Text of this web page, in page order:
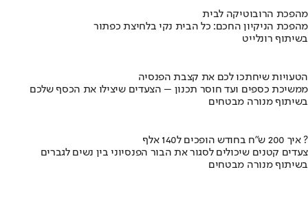
מהפכת הרובוטיקה לבית
מהפכת הניקיון החכם: כל הבית נקי בלחיצת כפתור
בשיתוף רונלייט
הטעויות שיחתכו לכם את קצבת הפנסיה
ממשיכת כספים ועד חוסר תכנון – הצעדים שיצילו את הכסף שלכם
בשיתוף מנורה מבטחים
איך 200 ש"ח בחודש הופכים ל140 אלף ?
צעדים קטנים שיכולים לסגור את הבור הפנסיוני בין נשים לגברים
בשיתוף מנורה מבטחים